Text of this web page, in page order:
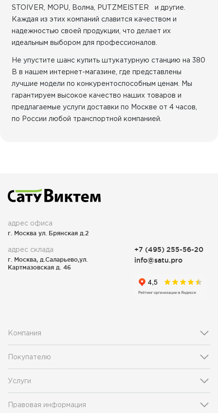
STOIVER, MOPU, Волма, PUTZMEISTER и другие.
Каждая из этих компаний славится качеством и
надежностью своей продукции, что делает их
идеальным выбором для профессионалов.
Не упустите шанс купить штукатурную станцию на 380
В в нашем интернет-магазине, где представлены
лучшие модели по конкурентоспособным ценам. Мы
гарантируем высокое качество наших товаров и
предлагаемые услуги доставки по Москве от 4 часов,
по России любой транспортной компанией.
адрес офиса
г. Москва ул. Брянская д.2
адрес склада
г. Москва, д.Саларьево,ул.
Картмазовская д. 46
+7 (495) 255-56-20
info@satu.pro
Компания
Покупателю
Услуги
Правовая информация